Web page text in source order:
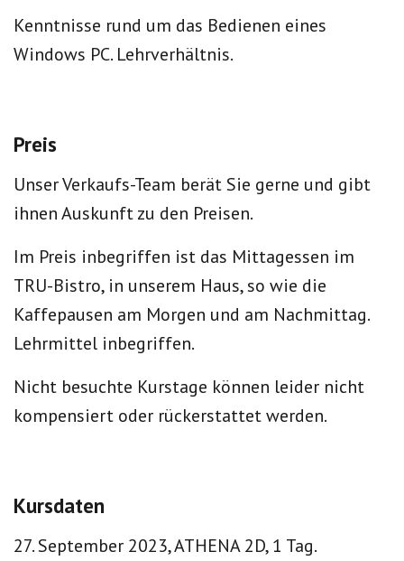
Kenntnisse rund um das Bedienen eines
Windows PC. Lehrverhältnis.
Preis
Unser Verkaufs-Team berät Sie gerne und gibt
ihnen Auskunft zu den Preisen.
Im Preis inbegriffen ist das Mittagessen im
TRU-Bistro, in unserem Haus, so wie die
Kaffepausen am Morgen und am Nachmittag.
Lehrmittel inbegriffen.
Nicht besuchte Kurstage können leider nicht
kompensiert oder rückerstattet werden.
Kursdaten
27. September 2023, ATHENA 2D, 1 Tag.